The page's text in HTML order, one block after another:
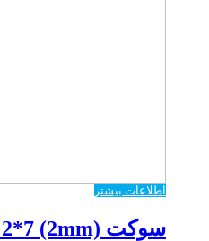
اطلاعات بیشتر
سوکت idc 2*7 (2mm)